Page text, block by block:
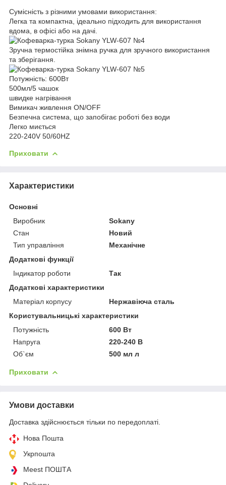
Сумісність з різними умовами використання:
Легка та компактна, ідеально підходить для використання
вдома, в офісі або на дачі.
Зручна термостійка знімна ручка для зручного використання
та зберігання.
Потужність: 600Вт
500мл/5 чашок
швидке нагрівання
Вимикач живлення ON/OFF
Безпечна система, що запобігає роботі без води
Легко миється
220-240V 50/60HZ
Приховати
Характеристики
Основні
Виробник
Sokany
Стан
Новий
Тип управління
Механічне
Додаткові функції
Індикатор роботи
Так
Додаткові характеристики
Матеріал корпусу
Нержавіюча сталь
Користувальницькі характеристики
Потужність
600 Вт
Напруга
220-240 В
Об`єм
500 мл л
Приховати
Умови доставки
Доставка здійснюється тільки по передоплаті.
Нова Пошта
Укрпошта
Meest ПОШТА